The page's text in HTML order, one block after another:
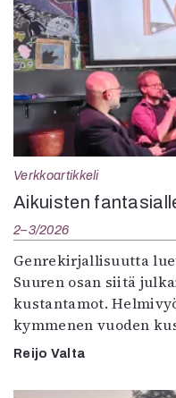
Verkkoartikkeli
Aikuisten
2–3/2026
Genrekirjallisuutta
Suuren osan siitä
kustantamot.
kymmenen vuoden
Reijo Valta